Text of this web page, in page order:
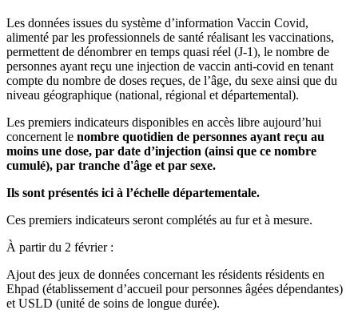
Les données issues du système d’information Vaccin Covid,
alimenté par les professionnels de santé réalisant les vaccinations,
permettent de dénombrer en temps quasi réel (J-1), le nombre de
personnes ayant reçu une injection de vaccin anti-covid en tenant
compte du nombre de doses reçues, de l’âge, du sexe ainsi que du
niveau géographique (national, régional et départemental).
Les premiers indicateurs disponibles en accès libre aujourd’hui
concernent le nombre quotidien de personnes ayant reçu au
moins une dose, par date d’injection (ainsi que ce nombre
cumulé), par tranche d'âge et par sexe.
Ils sont présentés ici à l’échelle départementale.
Ces premiers indicateurs seront complétés au fur et à mesure.
À partir du 2 février :
Ajout des jeux de données concernant les résidents résidents en
Ehpad (établissement d’accueil pour personnes âgées dépendantes)
et USLD (unité de soins de longue durée).